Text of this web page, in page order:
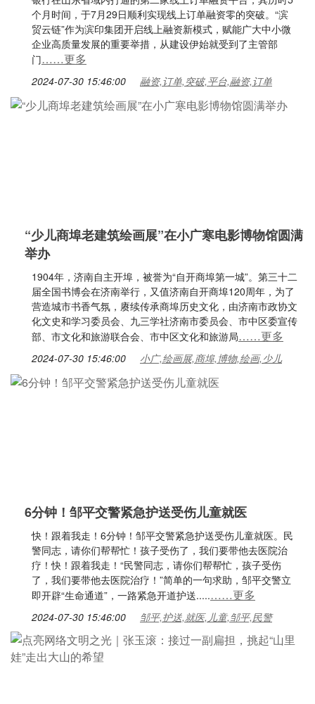
个月时间，于7月29日顺利实现线上订单融资零的突破。“滨
贸云链”作为滨印集团开启线上融资新模式，赋能广大中小微
企业高质量发展的重要举措，从建设伊始就受到了主管部
门……更多
2024-07-30 15:46:00 融资,订单,突破,平台,融资,订单
“少儿商埠老建筑绘画展”在小广寒电影博物馆圆满
举办
1904年，济南自主开埠，被誉为“自开商埠第一城”。第三十二
届全国书博会在济南举行，又值济南自开商埠120周年，为了
营造城市书香气氛，赓续传承商埠历史文化，由济南市政协文
化文史和学习委员会、九三学社济南市委员会、市中区委宣传
部、市文化和旅游联合会、市中区文化和旅游局……更多
2024-07-30 15:46:00 小广,绘画展,商埠,博物,绘画,少儿
6分钟！邹平交警紧急护送受伤儿童就医
快！跟着我走！6分钟！邹平交警紧急护送受伤儿童就医。民
警同志，请你们帮帮忙！孩子受伤了，我们要带他去医院治
疗！快！跟着我走！“民警同志，请你们帮帮忙，孩子受伤
了，我们要带他去医院治疗！”简单的一句求助，邹平交警立
即开辟“生命通道”，一路紧急开道护送.....……更多
2024-07-30 15:46:00 邹平,护送,就医,儿童,邹平,民警